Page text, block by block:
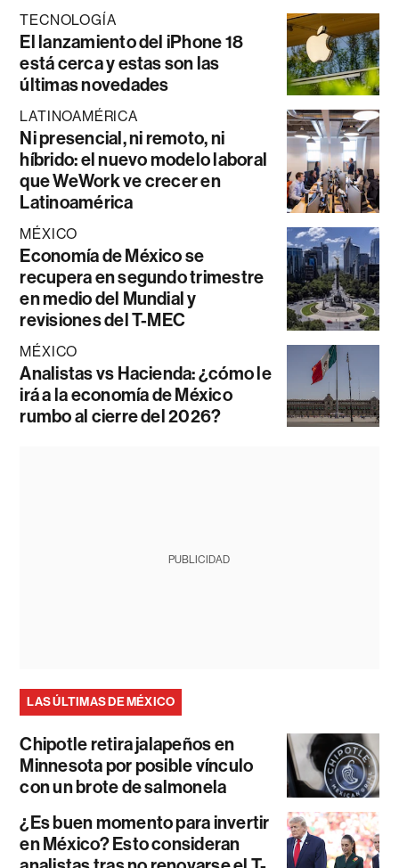
TECNOLOGÍA
El lanzamiento del iPhone 18
está cerca y estas son las
últimas novedades
LATINOAMÉRICA
Ni presencial, ni remoto, ni
híbrido: el nuevo modelo laboral
que WeWork ve crecer en
Latinoamérica
MÉXICO
Economía de México se
recupera en segundo trimestre
en medio del Mundial y
revisiones del T-MEC
MÉXICO
Analistas vs Hacienda: ¿cómo le
irá a la economía de México
rumbo al cierre del 2026?
PUBLICIDAD
LAS ÚLTIMAS DE MÉXICO
Chipotle retira jalapeños en
Minnesota por posible vínculo
con un brote de salmonela
¿Es buen momento para invertir
en México? Esto consideran